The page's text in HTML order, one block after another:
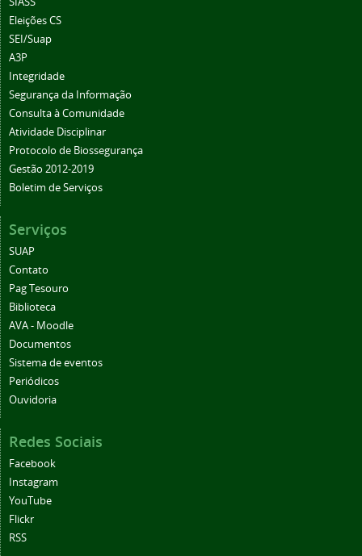
Eleições CS
SEI/Suap
A3P
Integridade
Segurança da Informação
Consulta à Comunidade
Atividade Disciplinar
Protocolo de Biossegurança
Gestão 2012-2019
Boletim de Serviços
Serviços
SUAP
Contato
Pag Tesouro
Biblioteca
AVA - Moodle
Documentos
Sistema de eventos
Periódicos
Ouvidoria
Redes Sociais
Facebook
Instagram
YouTube
Flickr
RSS